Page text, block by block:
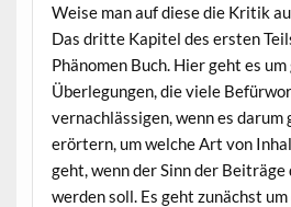
Weise man auf diese die Kritik
Das dritte Kapitel des ersten
Phänomen Buch. Hier geht es
Überlegungen, die viele
vernachlässigen, wenn es darum
erörtern, um welche Art von
geht, wenn der Sinn der
werden soll. Es geht zunächst